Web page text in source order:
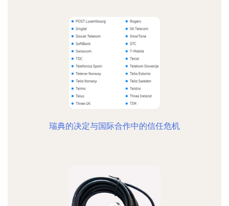
瑞典的决定与国际合作中的信任危机